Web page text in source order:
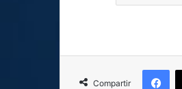
Compartir